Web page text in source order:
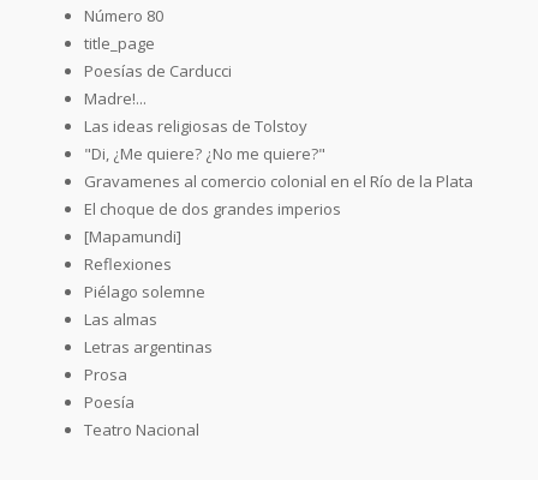
Número 80
title_page
Poesías de Carducci
Madre!...
Las ideas religiosas de Tolstoy
"Di, ¿Me quiere? ¿No me quiere?"
Gravamenes al comercio colonial en el Río de la Plata
El choque de dos grandes imperios
[Mapamundi]
Reflexiones
Piélago solemne
Las almas
Letras argentinas
Prosa
Poesía
Teatro Nacional